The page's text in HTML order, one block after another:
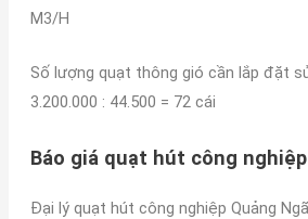
M3/H
Số lượng quạt thông gió cần lắp đặt
3.200.000 : 44.500 = 72 cái
Báo giá quạt hút công
Đại lý quạt hút công nghiệp Quảng